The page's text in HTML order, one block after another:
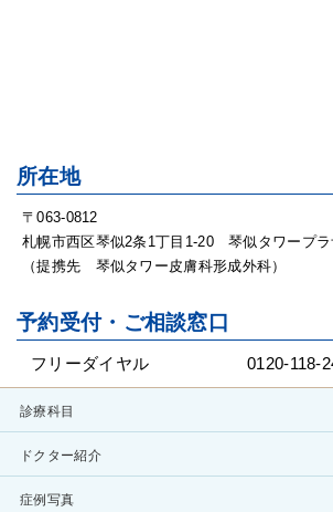
所在地
〒063-0812
札幌市西区琴似2条1丁目1-20 琴似タワープラ
（提携先 琴似タワー皮膚科形成外科）
予約受付・ご相談窓口
フリーダイヤル 0120-118-
診療科目
ドクター紹介
症例写真